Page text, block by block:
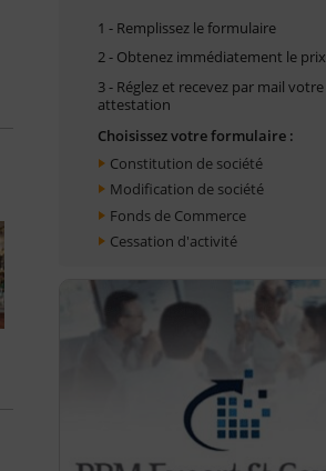
1 - Remplissez le formulaire
2 - Obtenez immédiatement le prix
3 - Réglez et recevez par mail votre
attestation
Choisissez votre formulaire :
Constitution de société
Modification de société
Fonds de Commerce
Cessation d'activité